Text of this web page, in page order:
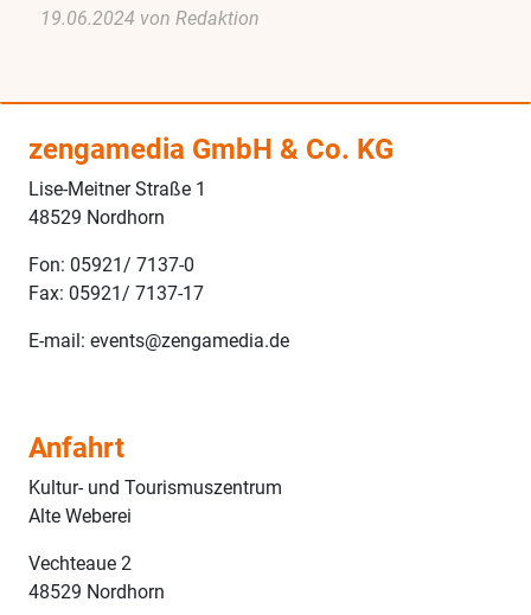
19.06.2024 von Redaktion
zengamedia GmbH & Co. KG
Lise-Meitner Straße 1
48529 Nordhorn
Fon: 05921/ 7137-0
Fax: 05921/ 7137-17
E-mail: events@zengamedia.de
Anfahrt
Kultur- und Tourismuszentrum
Alte Weberei
Vechteaue 2
48529 Nordhorn